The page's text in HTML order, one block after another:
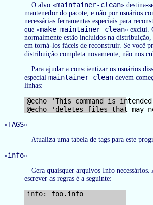
O alvo «maintainer-clean» destina-
mantenedor do pacote, e não por usuários
necessárias ferramentas especiais para
que «make maintainer-clean» exclui.
normalmente estão incluídos na distribuição,
em torná-los fáceis de reconstruir. Se você
distribuição completa novamente, não nos
Para ajudar a conscientizar os usuários
especial maintainer-clean devem
linhas:
@echo 'This command is
«TAGS»
Atualiza uma tabela de tags para este
«info»
Gera quaisquer arquivos Info
escrever as regras é a seguinte:
info: foo.info